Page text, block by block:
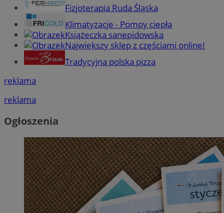
Fizjoterapia Ruda Śląska
Klimatyzacje - Pompy ciepła
Książeczka sanepidowska
Największy sklep z częściami online!
Tradycyjna polska pizza
reklama
reklama
Ogłoszenia